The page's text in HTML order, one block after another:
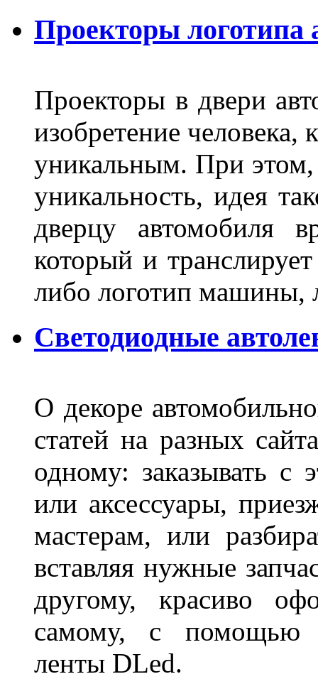
Проекторы логотипа
Проекторы в двери
изобретение человека,
уникальным. При этом,
уникальность, идея
дверцу автомобиля
который и
либо логотип машины,
Светодиодные
О декоре
статей на разных
одному: заказывать с
или аксессуары,
мастерам, или
вставляя нужные
другому, красиво
самому, с помощью
ленты DLed.